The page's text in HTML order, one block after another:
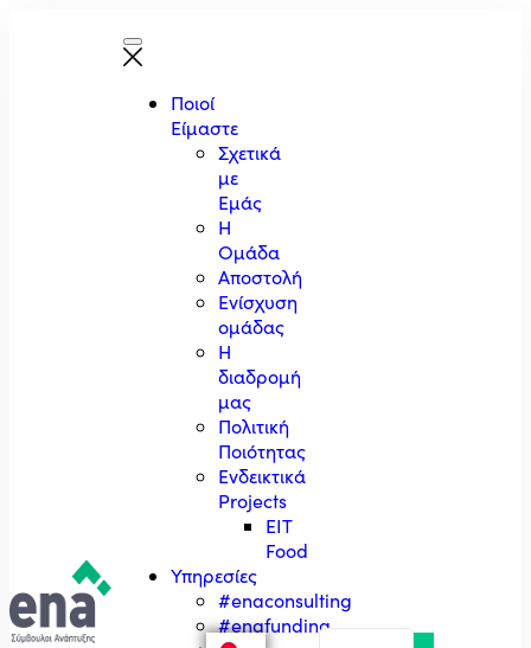
Ποιοί
Είμαστε
Σχετικά
με
Εμάς
Η
Ομάδα
Αποστολή
Ενίσχυση
ομάδας
Η
διαδρομή
μας
Πολιτική
Ποιότητας
Ενδεικτικά
Projects
EIT
Food
Υπηρεσίες
#enaconsulting
#enafunding